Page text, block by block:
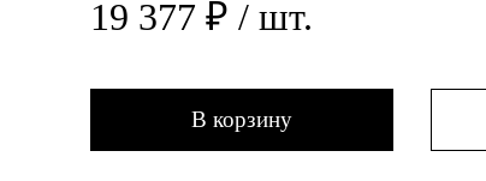
19 377 ₽ / шт.
В корзину